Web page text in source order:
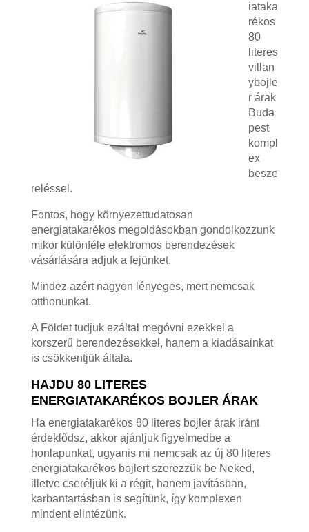
iataka
rékos
80
literes
villan
ybojle
r árak
Buda
pest
kompl
ex
besze
reléssel.
Fontos, hogy környezettudatosan
energiatakarékos megoldásokban gondolkozzunk
mikor különféle elektromos berendezések
vásárlására adjuk a fejünket.
Mindez azért nagyon lényeges, mert nemcsak
otthonunkat.
A Földet tudjuk ezáltal megóvni ezekkel a
korszerű berendezésekkel, hanem a kiadásainkat
is csökkentjük általa.
HAJDU 80 LITERES
ENERGIATAKARÉKOS BOJLER ÁRAK
Ha energiatakarékos 80 literes bojler árak iránt
érdeklődsz, akkor ajánljuk figyelmedbe a
honlapunkat, ugyanis mi nemcsak az új 80 literes
energiatakarékos bojlert szerezzük be Neked,
illetve cseréljük ki a régit, hanem javításban,
karbantartásban is segítünk, így komplexen
mindent elintézünk.